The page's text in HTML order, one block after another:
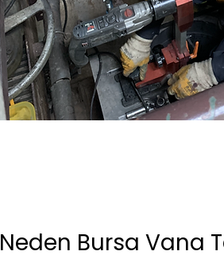
Neden Bursa Vana